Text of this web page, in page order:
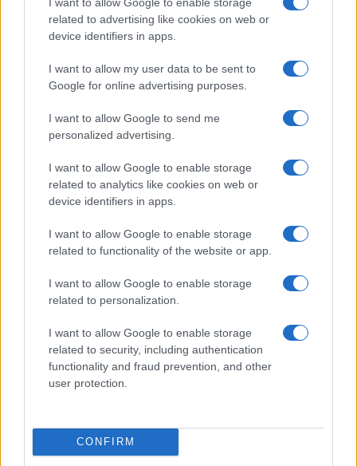
related to advertising like cookies on web or
device identifiers in apps.
I want to allow my user data to be sent to
Google for online advertising purposes.
I want to allow Google to send me
personalized advertising.
I want to allow Google to enable storage
related to analytics like cookies on web or
device identifiers in apps.
I want to allow Google to enable storage
related to functionality of the website or app.
I want to allow Google to enable storage
related to personalization.
I want to allow Google to enable storage
related to security, including authentication
functionality and fraud prevention, and other
user protection.
CONFIRM
FDA: Πόσο αποτελεσματικό είναι
το εμβόλιο Pfizer/BioNTech σε
παιδιά 5-11 ετών
23/10/2021 - 09:47
Υπουργείων Παιδείας, Υγείας και
Εσωτερικών με τους Δήμους για
ενίσχυση εμβολιασμών
Σχολεία – Βασιλακόπουλος: «Δεν
γίνεται να ρισκάρεις το
φυσική λοίμωξη»
24/09/2021 - 10:20
χώρες εμβολιάζονται παιδιά από
12 ετών